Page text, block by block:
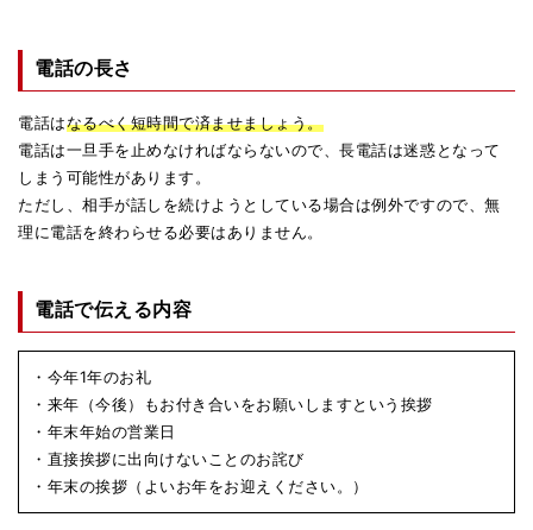
電話の長さ
電話はなるべく短時間で済ませましょう。
電話は一旦手を止めなければならないので、長電話は迷惑となって
しまう可能性があります。
ただし、相手が話しを続けようとしている場合は例外ですので、無
理に電話を終わらせる必要はありません。
電話で伝える内容
・今年1年のお礼
・来年（今後）もお付き合いをお願いしますという挨拶
・年末年始の営業日
・直接挨拶に出向けないことのお詫び
・年末の挨拶（よいお年をお迎えください。）